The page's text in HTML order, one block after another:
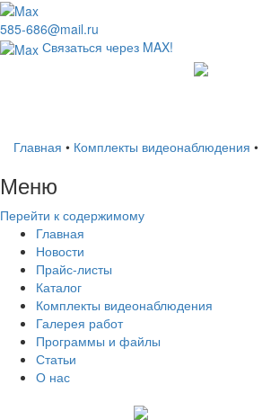
585-686@mail.ru
Связаться через MAX!
Главная • Комплекты видеонаблюдения •
Меню
Перейти к содержимому
Главная
Новости
Прайс-листы
Каталог
Комплекты видеонаблюдения
Галерея работ
Программы и файлы
Статьи
О нас